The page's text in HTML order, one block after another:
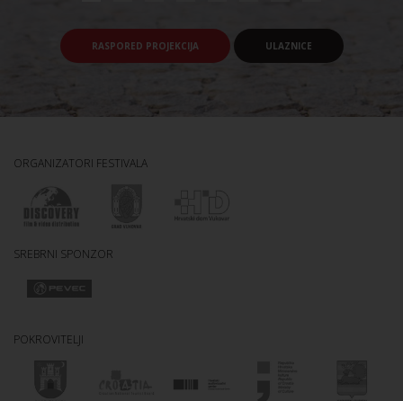
RASPORED PROJEKCIJA ULAZNICE
ORGANIZATORI FESTIVALA
SREBRNI SPONZOR
POKROVITELJI